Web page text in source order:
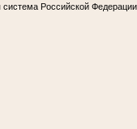
система Российской